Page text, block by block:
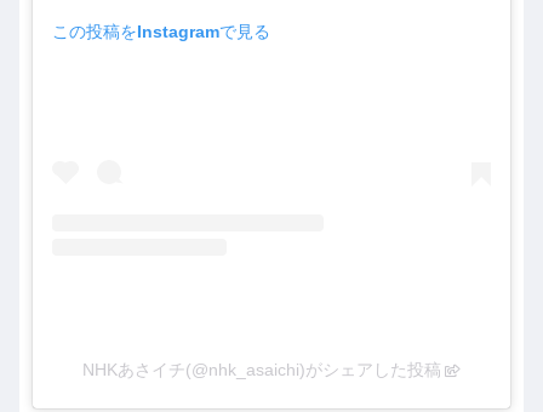
この投稿をInstagramで見る
NHKあさイチ(@nhk_asaichi)がシェアした投稿